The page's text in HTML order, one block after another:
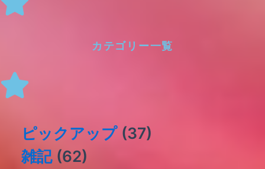
カテゴリー一覧
ピックアップ(37)
雑記(62)